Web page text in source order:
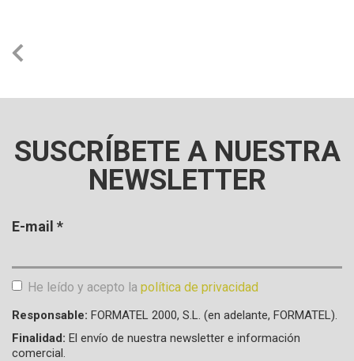
SUSCRÍBETE A NUESTRA
NEWSLETTER
E-mail *
He leído y acepto la política de privacidad
Aceptación de condiciones
Responsable: FORMATEL 2000, S.L. (en adelante, FORMATEL).
Finalidad: El envío de nuestra newsletter e información
comercial.